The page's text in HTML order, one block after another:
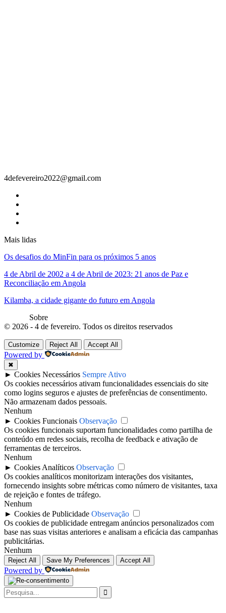
4defevereiro2022@gmail.com
Mais lidas
Os desafios do MinFin para os próximos 5 anos
4 de Abril de 2002 a 4 de Abril de 2023: 21 anos de Paz e
Reconciliação em Angola
Kilamba, a cidade gigante do futuro em Angola
Sobre
© 2026 - 4 de fevereiro. Todos os direitos reservados
Customize Reject All Accept All
Powered by
✖
► Cookies Necessários Sempre Ativo
Os cookies necessários ativam funcionalidades essenciais do site
como logins seguros e ajustes de preferências de consentimento.
Não armazenam dados pessoais.
Nenhum
► Cookies Funcionais Observação
Os cookies funcionais suportam funcionalidades como partilha de
conteúdo em redes sociais, recolha de feedback e ativação de
ferramentas de terceiros.
Nenhum
► Cookies Analíticos Observação
Os cookies analíticos monitorizam interações dos visitantes,
fornecendo insights sobre métricas como número de visitantes, taxa
de rejeição e fontes de tráfego.
Nenhum
► Cookies de Publicidade Observação
Os cookies de publicidade entregam anúncios personalizados com
base nas suas visitas anteriores e analisam a eficácia das campanhas
publicitárias.
Nenhum
Reject All Save My Preferences Accept All
Powered by